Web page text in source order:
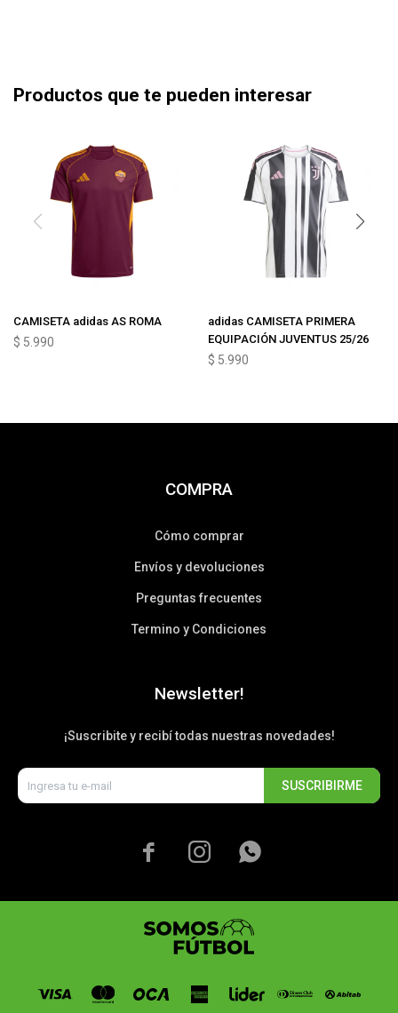
Productos que te pueden interesar
CAMISETA adidas AS ROMA
$ 5.990
adidas CAMISETA PRIMERA
EQUIPACIÓN JUVENTUS 25/26
$ 5.990
COMPRA
Cómo comprar
Envíos y devoluciones
Preguntas frecuentes
Termino y Condiciones
Newsletter!
¡Suscribite y recibí todas nuestras novedades!
SUSCRIBIRME
  